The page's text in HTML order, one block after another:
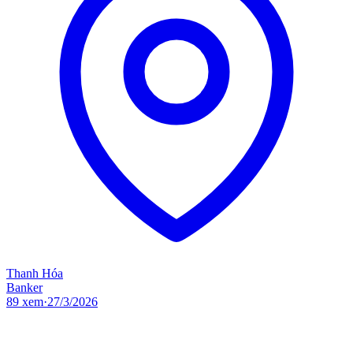
Thanh Hóa
Banker
89 xem·27/3/2026